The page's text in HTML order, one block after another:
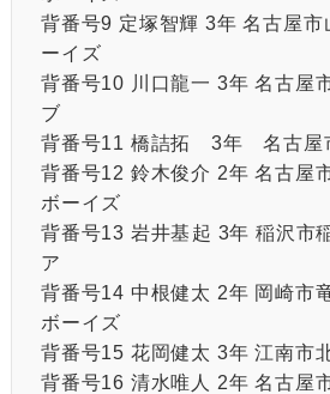
背番号9 定塚智輝 3年 名古屋市
ーイズ
背番号10 川口龍一 3年 名古屋
ブ
背番号11 橋詰拓 3年 名古屋
背番号12 鈴木俊介 2年 名古屋
ボーイズ
背番号13 岩井基起 3年 稲沢市
ア
背番号14 中根健太 2年 岡崎市
ボーイズ
背番号15 花岡健太 3年 江南市
背番号16 清水唯人 2年 名古屋